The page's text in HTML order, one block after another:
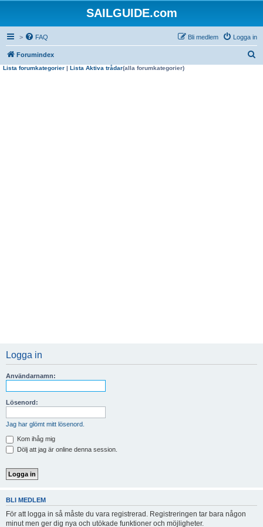
SAILGUIDE.com
> FAQ Logga in
Bli medlem
Forumindex
Lista forumkategorier | Lista Aktiva trådar(alla forumkategorier)
Logga in
Användarnamn:
Lösenord:
Jag har glömt mitt lösenord.
Kom ihåg mig
Dölj att jag är online denna session.
BLI MEDLEM
För att logga in så måste du vara registrerad. Registreringen tar bara någon
minut men ger dig nya och utökade funktioner och möjligheter.